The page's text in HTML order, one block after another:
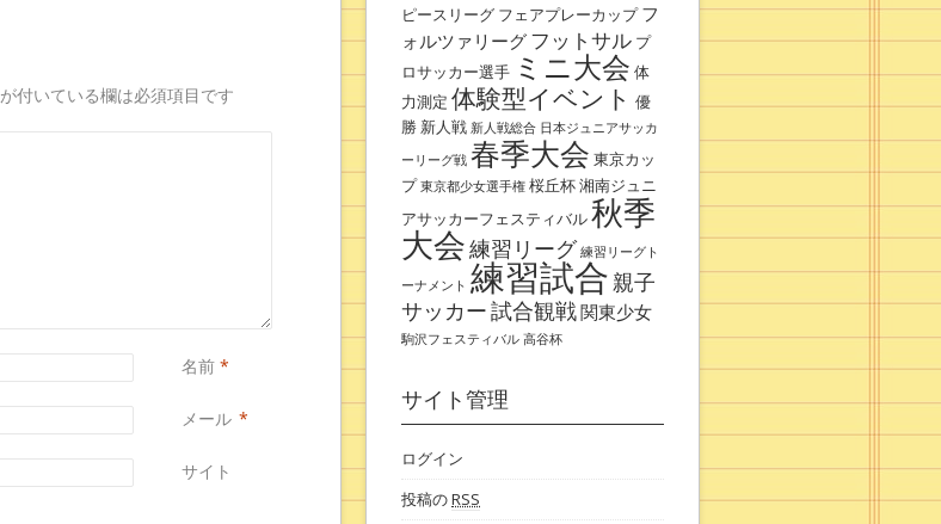
が付いている欄は必須項目です
名前 *
メール *
サイト
ピースリーグ フェアプレーカップ フ
ォルツァリーグ フットサル プ
ロサッカー選手 ミニ大会 体
力測定 体験型イベント 優
勝 新人戦 新人戦総合 日本ジュニアサッカ
ーリーグ戦 春季大会 東京カッ
プ 東京都少女選手権 桜丘杯湘南ジュニ
アサッカーフェスティバル秋季
大会練習リーグ 練習リーグト
ーナメント 練習試合親子
サッカー試合観戦関東少女
駒沢フェスティバル 高谷杯
サイト管理
ログイン
投稿のRSS